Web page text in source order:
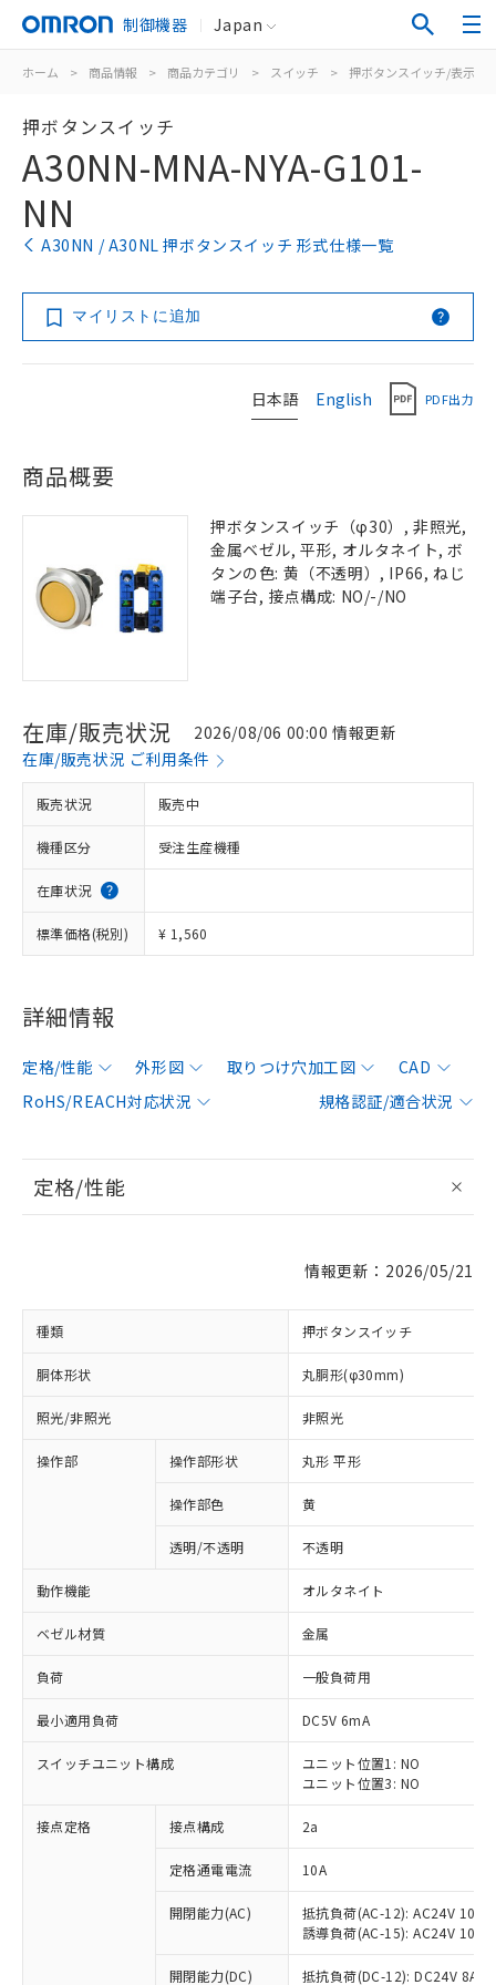
制御機器 Japan
ホーム > 商品情報 > 商品カテゴリ > スイッチ > 押ボタンスイッチ/表示灯
押ボタンスイッチ
A30NN-MNA-NYA-G101-
NN
A30NN / A30NL 押ボタンスイッチ 形式仕様一覧
マイリストに追加
日本語 English PDF出力
商品概要
押ボタンスイッチ（φ30）, 非照光,
金属ベゼル, 平形, オルタネイト, ボ
タンの色: 黄（不透明）, IP66, ねじ
端子台, 接点構成: NO/-/NO
在庫/販売状況
2026/08/06 00:00 情報更新
在庫/販売状況 ご利用条件
販売状況 販売中
機種区分 受注生産機種
在庫状況
標準価格(税別) ¥ 1,560
詳細情報
定格/性能 外形図 取りつけ穴加工図
CAD
RoHS/REACH対応状況
規格認証/適合状況
定格/性能
情報更新：2026/05/21
種類 押ボタンスイッチ
胴体形状 丸胴形(φ30mm)
照光/非照光 非照光
操作部 操作部形状 丸形 平形
操作部色 黄
透明/不透明 不透明
動作機能 オルタネイト
ベゼル材質 金属
負荷 一般負荷用
最小適用負荷 DC5V 6mA
スイッチユニット構成
ユニット位置1: NO
ユニット位置3: NO
接点定格 接点構成 2a
定格通電電流 10A
開閉能力(AC)
抵抗負荷(AC-12): AC24V 10A/
誘導負荷(AC-15): AC24V
開閉能力(DC) 抵抗負荷(DC-12): DC24V 8A/
ご利用条件
※1 対応状況
対応済み：EU RoHS指令（10物質）の
非含有に対応した製品が提供可能な商品で
対応予定：EU RoHS指令（10物質）の非含
有に対応した製品に切り替える予定のある